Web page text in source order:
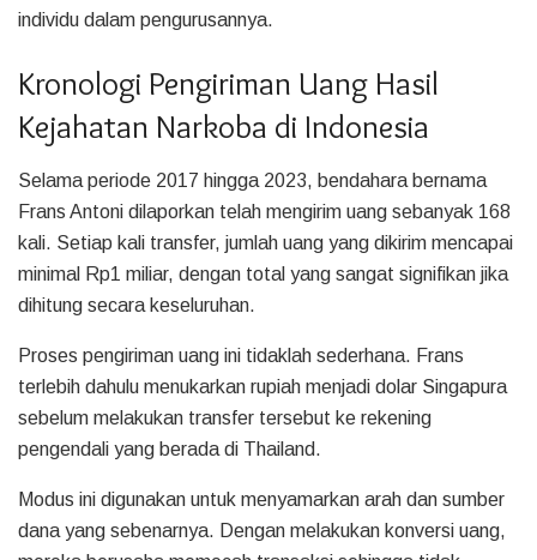
individu dalam pengurusannya.
Kronologi Pengiriman Uang Hasil
Kejahatan Narkoba di Indonesia
Selama periode 2017 hingga 2023, bendahara bernama
Frans Antoni dilaporkan telah mengirim uang sebanyak 168
kali. Setiap kali transfer, jumlah uang yang dikirim mencapai
minimal Rp1 miliar, dengan total yang sangat signifikan jika
dihitung secara keseluruhan.
Proses pengiriman uang ini tidaklah sederhana. Frans
terlebih dahulu menukarkan rupiah menjadi dolar Singapura
sebelum melakukan transfer tersebut ke rekening
pengendali yang berada di Thailand.
Modus ini digunakan untuk menyamarkan arah dan sumber
dana yang sebenarnya. Dengan melakukan konversi uang,